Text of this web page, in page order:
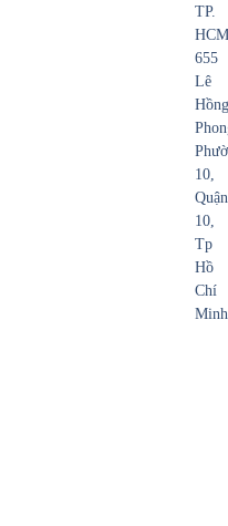
TP.
655
Lê
Hồng
10,
Quận
10,
Tp
Hồ
Chí
Minh